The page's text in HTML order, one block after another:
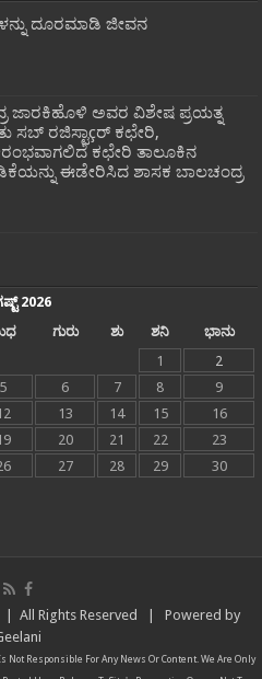
ದೂರಮಾಡಿ ಜೀವನ
ಜಾರಕಿಹೊಳಿ ಅವರ ವಿಶೇಷ ಪ್ರಯತ್ನ
ಸಬ್ ರಜಿಸ್ಟಾçರ್ ಕಛೇರಿ,
ಕಛೇರಿ ತಾಲೂಕಿನ
ಈಡೇರಿಸಿದ ಶಾಸಕ ಬಾಲಚಂದ್ರ
2026
ಗುರು ಶು ಶನಿ
ಭಾನು
1
2
5 6 7 8
9
13 14 15
16
20 21 22
23
27 28 29
30
| All Rights Reserved | Powered by
Not Responsible For Any News Or Content. We Are Only